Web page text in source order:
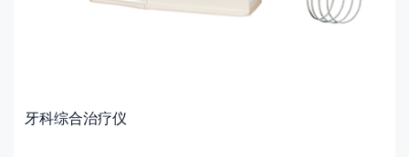
牙科综合治疗仪